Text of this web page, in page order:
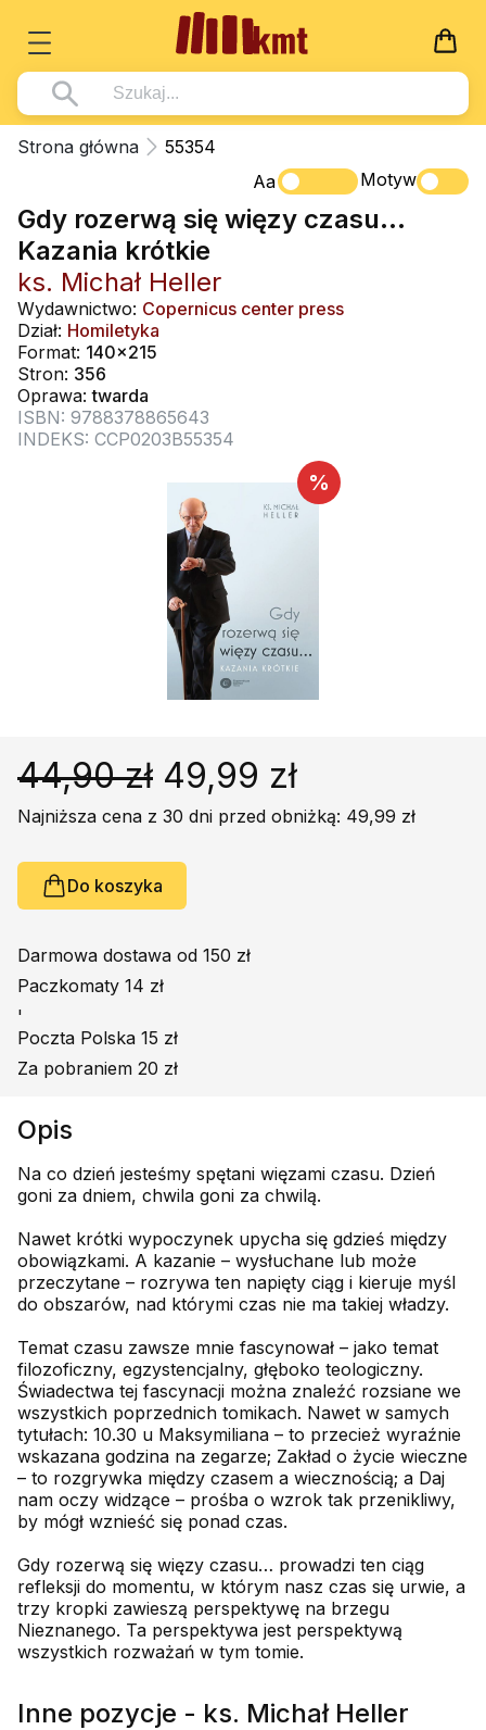
Książki
Wszystko z kategorii - Książki
Pismo Święte
Kościół Katolicki
Duszpasterstwo
Teologia
Życie chrześcijańskie
Duchowość
Literatura piękna
Książki obcojęzyczne
Poradniki, leksykony...
Promocja
Wszystko z kategorii - Multimedia
DVD
CD-ROM
Muzyka
Rekolekcje i inne na CD
Śpiew i modlitwa
Dla Dzieci
Wszystko z kategorii - Dla Dzieci
Literatura (D)
Płyty, DVD (D)
Podręczniki i pomoce dydaktyczne
Podręczniki
Wszystko z kategorii - Podręczniki
Podręczniki i pomoce dydaktyczne
Zabawa i Nauka
Nowości
Zaloguj się
Strona główna
55354
Aa
Motyw
%
Gdy rozerwą się więzy czasu...
Kazania krótkie
ks. Michał Heller
Wydawnictwo: Copernicus center press
Dział: Homiletyka
Format: 140x215
Stron: 356
Oprawa:twarda
ISBN: 9788378865643
INDEKS: CCP0203B55354
44,90 zł 49,99 zł
Najniższa cena z 30 dni przed obniżką: 49,99 zł
Do koszyka
Darmowa dostawa od 150 zł
Paczkomaty 14 zł
'
Poczta Polska 15 zł
Za pobraniem 20 zł
Opis
Na co dzień jesteśmy spętani więzami czasu. Dzień
goni za dniem, chwila goni za chwilą.
Nawet krótki wypoczynek upycha się gdzieś między
obowiązkami. A kazanie – wysłuchane lub może
przeczytane – rozrywa ten napięty ciąg i kieruje myśl
do obszarów, nad którymi czas nie ma takiej władzy.
Temat czasu zawsze mnie fascynował – jako temat
filozoficzny, egzystencjalny, głęboko teologiczny.
Świadectwa tej fascynacji można znaleźć rozsiane we
wszystkich poprzednich tomikach. Nawet w samych
tytułach: 10.30 u Maksymiliana – to przecież wyraźnie
wskazana godzina na zegarze; Zakład o życie wieczne
– to rozgrywka między czasem a wiecznością; a Daj
nam oczy widzące – prośba o wzrok tak przenikliwy,
by mógł wznieść się ponad czas.
Gdy rozerwą się więzy czasu… prowadzi ten ciąg
refleksji do momentu, w którym nasz czas się urwie, a
trzy kropki zawieszą perspektywę na brzegu
Nieznanego. Ta perspektywa jest perspektywą
wszystkich rozważań w tym tomie.
Inne pozycje - ks. Michał Heller